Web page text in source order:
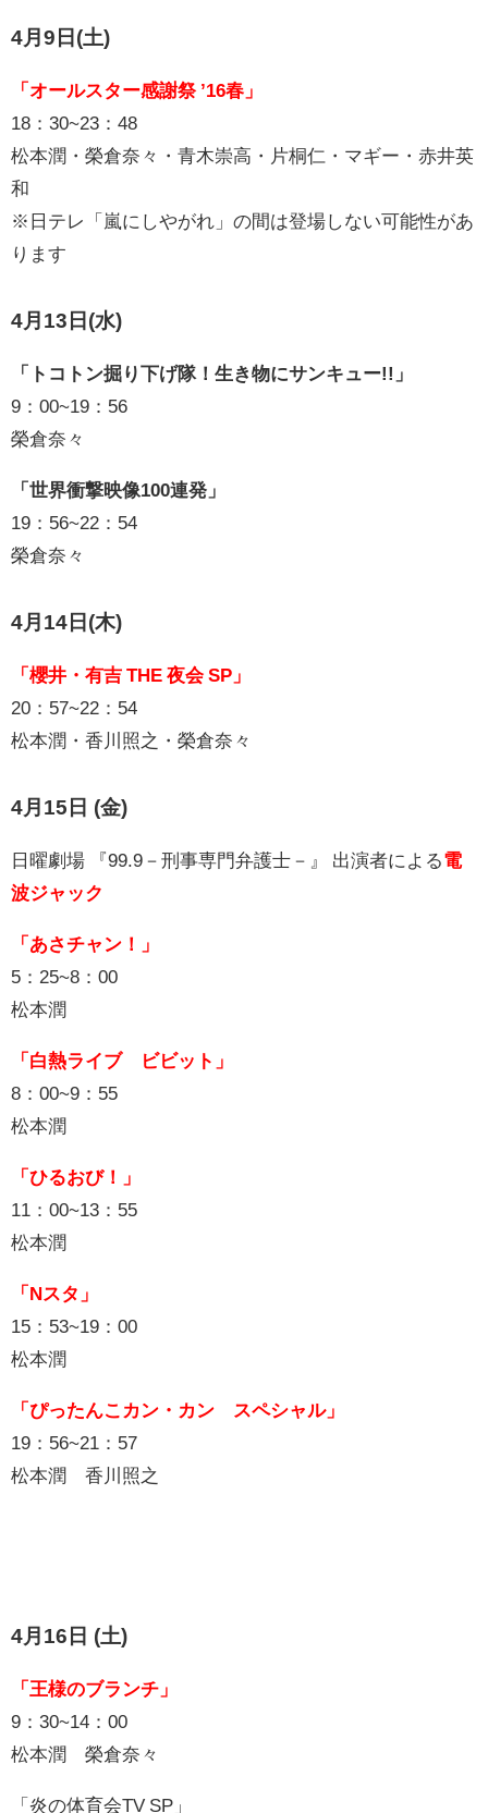
4月9日(土)
「オールスター感謝祭 ’16春」
18：30~23：48
松本潤・榮倉奈々・青木崇高・片桐仁・マギー・赤井英
和
※日テレ「嵐にしやがれ」の間は登場しない可能性があ
ります
4月13日(水)
「トコトン掘り下げ隊！生き物にサンキュー!!」
9：00~19：56
榮倉奈々
「世界衝撃映像100連発」
19：56~22：54
榮倉奈々
4月14日(木)
「櫻井・有吉 THE 夜会 SP」
20：57~22：54
松本潤・香川照之・榮倉奈々
4月15日 (金)
日曜劇場 『99.9－刑事専門弁護士－』 出演者による電
波ジャック
「あさチャン！」
5：25~8：00
松本潤
「白熱ライブ ビビット」
8：00~9：55
松本潤
「ひるおび！」
11：00~13：55
松本潤
「Nスタ」
15：53~19：00
松本潤
「ぴったんこカン・カン スペシャル」
19：56~21：57
松本潤 香川照之
4月16日 (土)
「王様のブランチ」
9：30~14：00
松本潤 榮倉奈々
「炎の体育会TV SP」